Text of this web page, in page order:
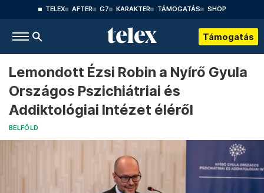
TELEX AFTER G7 KARAKTER TÁMOGATÁS SHOP
Támogatás
Lemondott Ézsi Robin a Nyírő Gyula
Országos Pszichiátriai és
Addiktológiai Intézet éléről
BELFÖLD